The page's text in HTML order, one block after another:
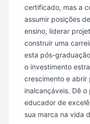
certificado, mas a
assumir posições
ensino, liderar
construir uma
esta pós-
o investimento
crescimento e abrir
inalcançáveis. Dê
educador de
sua marca na vida